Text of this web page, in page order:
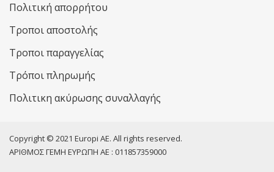
Πολιτική απορρήτου
Τροποι αποστολής
Τροποι παραγγελίας
Τρόποι πληρωμής
Πολιτικη ακύρωσης συναλλαγής
Copyright © 2021 Europi AE. All rights reserved.
ΑΡΙΘΜΟΣ ΓΕΜΗ ΕΥΡΩΠΗ ΑΕ : 011857359000